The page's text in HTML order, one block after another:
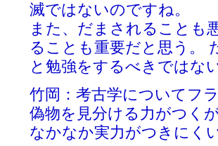
滅ではないのですね。
また、だまされることも
ることも重要だと思う。
と勉強をするべきではな
竹岡：考古学についてフ
偽物を見分ける力がつく
なかなか実力がつきにく